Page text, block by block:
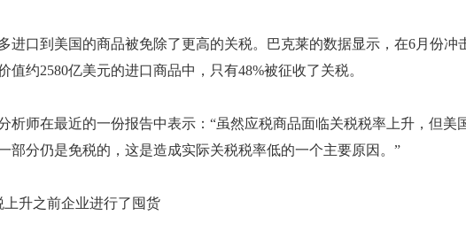
口到美国的商品被免除了更高的关税。巴克莱的数据显示，在6月份冲
值约2580亿美元的进口商品中，只有48%被征收了关税。
师在最近的一份报告中表示：“虽然应税商品面临关税税率上升，但美
部分仍是免税的，这是造成实际关税税率低的一个主要原因。”
升之前企业进行了囤货